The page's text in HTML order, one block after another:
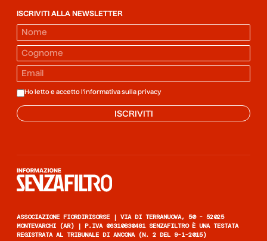
ISCRIVITI ALLA NEWSLETTER
Ho letto e accetto l'informativa sulla privacy
ISCRIVITI
ASSOCIAZIONE FIORDIRISORSE | VIA DI TERRANUOVA, 50 - 52025
MONTEVARCHI (AR) | P.IVA 06310830481 SENZAFILTRO È UNA TESTATA
REGISTRATA AL TRIBUNALE DI ANCONA (N. 2 DEL 9-1-2015)